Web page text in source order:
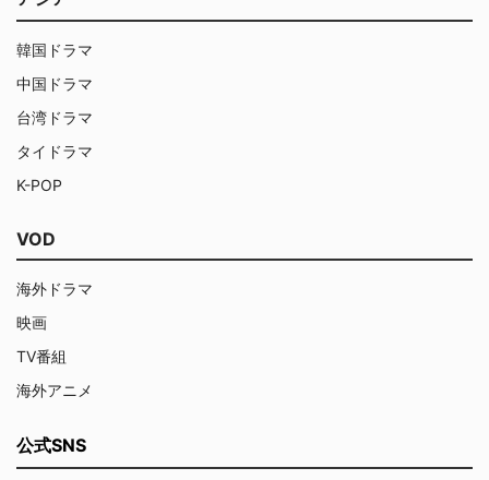
韓国ドラマ
中国ドラマ
台湾ドラマ
タイドラマ
K-POP
VOD
海外ドラマ
映画
TV番組
海外アニメ
公式SNS